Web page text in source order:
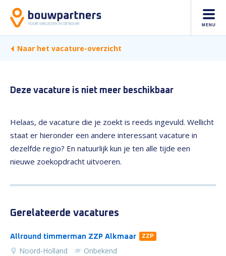
MENU
Naar het vacature-overzicht
Deze vacature is niet meer beschikbaar
Helaas, de vacature die je zoekt is reeds ingevuld. Wellicht
staat er hieronder een andere interessant vacature in
dezelfde regio? En natuurlijk kun je ten alle tijde een
nieuwe zoekopdracht uitvoeren.
Gerelateerde vacatures
Allround timmerman ZZP Alkmaar ZZP
Noord-Holland
Onbekend